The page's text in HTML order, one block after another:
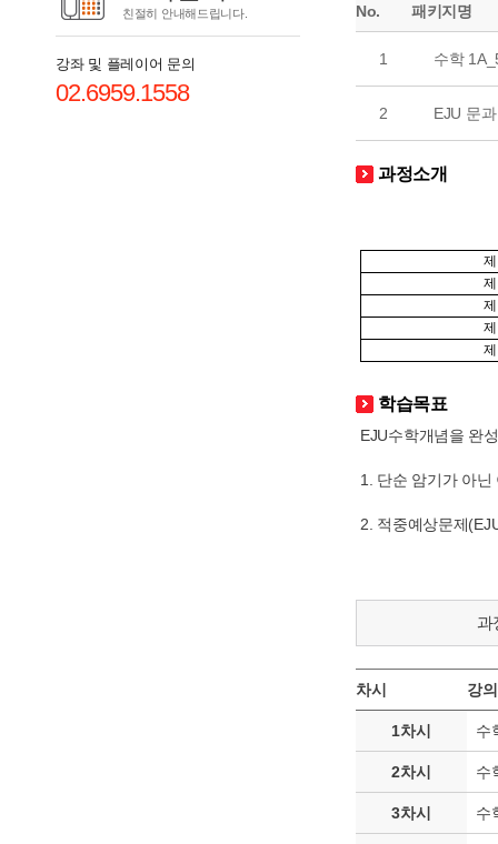
친절히 안내해드립니다.
강좌 및 플레이어 문의
02.6959.1558
No. 패키지명
1 수학
2 EJU 문
과정소개
학습목표
EJU수학개념을 완
1. 단순 암기가 아
2. 적중예상문제
과
차시 강
1차시 수
2차시 수
3차시 수